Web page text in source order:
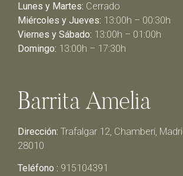
Lunes y Martes: Cerrado
Miércoles y Jueves: 13:00h – 00:30h
Viernes y Sábado: 13:00h – 01:00h
Domingo: 13:00h – 17:30h
Barrita Amelia
Dirección: Trafalgar 12, Chamberí,
28010
Teléfono : 915104391